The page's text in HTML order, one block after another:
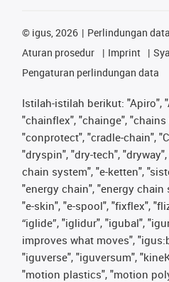
© igus, 2026 Perlindungan data
Aturan prosedur
Imprint
Pengaturan perlindungan data
Istilah-istilah berikut: "Apiro",
"chainflex", "chainge",
"conprotect", "cradle-chain",
"dryspin", "dry-tech",
chain system", "e-ketten",
"energy chain", "energy
"e-skin", "e-spool", "fixflex",
“iglide”, "iglidur", "igubal",
improves what moves",
"iguverse", "iguversum",
"motion plastics", "motion